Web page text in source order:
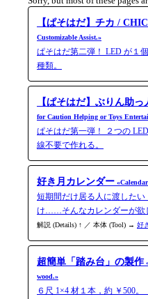
【ぱそはだ】チカ /
Customizable Assist.»
ぱそはだ第二弾！ LED が１
種類。
【ぱそはだ】ぶりん助
for Caution Helping or Toys
ぱそはだ第一弾！ ２つの
線不要で作れる。
好き月カレンダー
短期間だけ居る人に渡した
け……そんなカレンダーが欲
解説 (Details) ↑ ／ 本体 (Tool) → 好
超簡単「踏み台」の製作
wood.»
６尺 1×4 材１本，約 ￥500